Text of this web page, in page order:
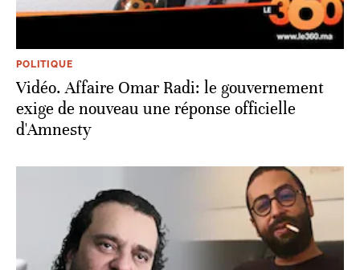
POLITIQUE
Vidéo. Affaire Omar Radi: le gouvernement
exige de nouveau une réponse officielle
d'Amnesty